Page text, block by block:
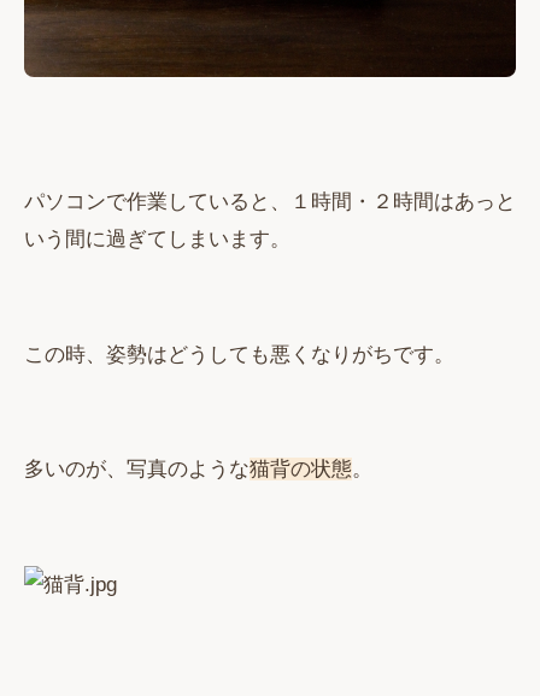
パソコンで作業していると、１時間・２時間はあっと
いう間に過ぎてしまいます。
この時、姿勢はどうしても悪くなりがちです。
多いのが、写真のような猫背の状態。